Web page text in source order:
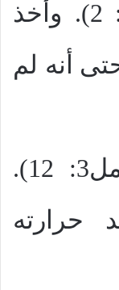
وفي أورشليم (1مل8: 2). وأخذ
أنه لم
قام بعده نظيره” (1مل3: 12).
حرارته